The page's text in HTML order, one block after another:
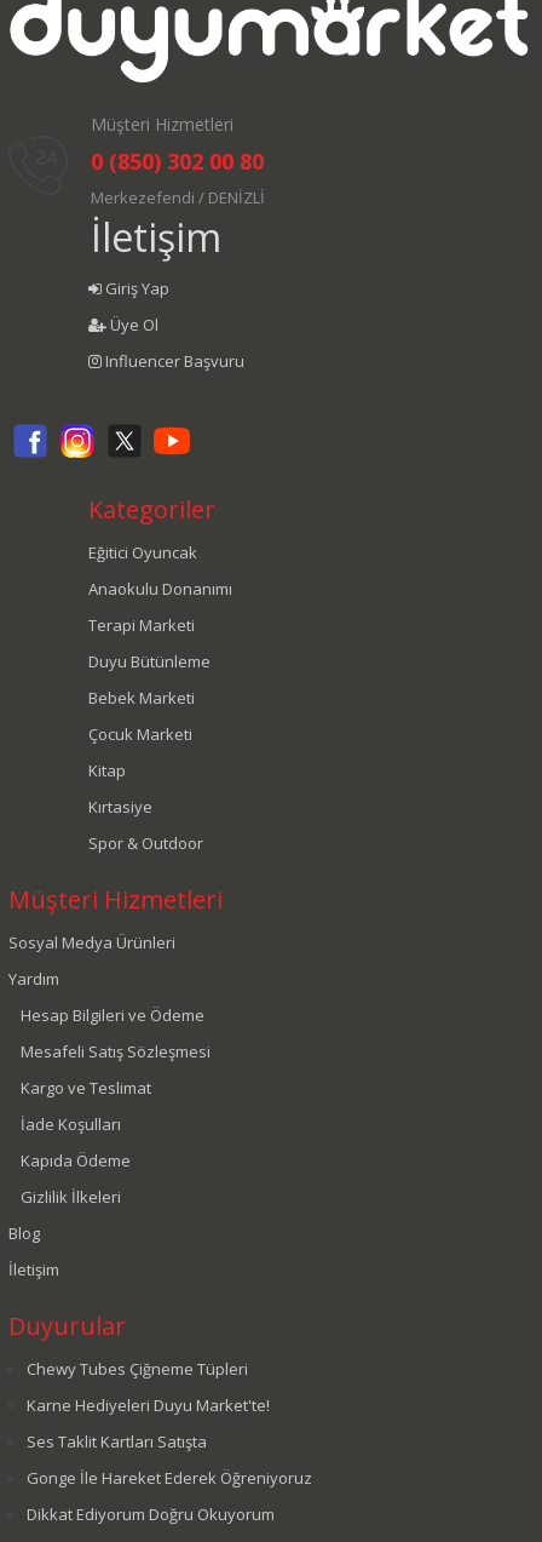
Müşteri Hizmetleri
0 (850) 302 00 80
Merkezefendi / DENİZLİ
İletişim
Giriş Yap
Üye Ol
Influencer Başvuru
Kategoriler
Eğitici Oyuncak
Anaokulu Donanımı
Terapi Marketi
Duyu Bütünleme
Bebek Marketi
Çocuk Marketi
Kitap
Kırtasiye
Spor & Outdoor
Müşteri Hizmetleri
Sosyal Medya Ürünleri
Yardım
Hesap Bilgileri ve Ödeme
Mesafeli Satış Sözleşmesi
Kargo ve Teslimat
İade Koşulları
Kapıda Ödeme
Gizlilik İlkeleri
Blog
İletişim
Duyurular
Chewy Tubes Çiğneme Tüpleri
Karne Hediyeleri Duyu Market'te!
Ses Taklit Kartları Satışta
Gonge İle Hareket Ederek Öğreniyoruz
Dikkat Ediyorum Doğru Okuyorum